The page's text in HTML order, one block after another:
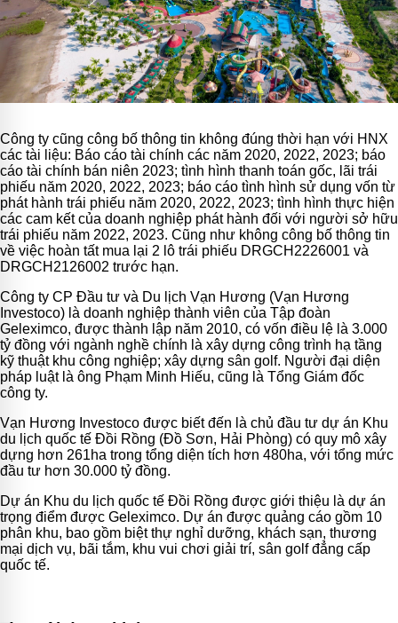
Công ty cũng công bố thông tin không đúng thời hạn với HNX
các tài liệu: Báo cáo tài chính các năm 2020, 2022, 2023; báo
cáo tài chính bán niên 2023; tình hình thanh toán gốc, lãi trái
phiếu năm 2020, 2022, 2023; báo cáo tình hình sử dụng vốn từ
phát hành trái phiếu năm 2020, 2022, 2023; tình hình thực hiện
các cam kết của doanh nghiệp phát hành đối với người sở hữu
trái phiếu năm 2022, 2023. Cũng như không công bố thông tin
về việc hoàn tất mua lại 2 lô trái phiếu DRGCH2226001 và
DRGCH2126002 trước hạn.
Công ty CP Đầu tư và Du lịch Vạn Hương (Vạn Hương
Investoco) là doanh nghiệp thành viên của Tập đoàn
Geleximco, được thành lập năm 2010, có vốn điều lệ là 3.000
tỷ đồng với ngành nghề chính là xây dựng công trình hạ tầng
kỹ thuật khu công nghiệp; xây dựng sân golf. Người đại diện
pháp luật là ông Phạm Minh Hiếu, cũng là Tổng Giám đốc
công ty.
Vạn Hương Investoco được biết đến là chủ đầu tư dự án Khu
du lịch quốc tế Đồi Rồng (Đồ Sơn, Hải Phòng) có quy mô xây
dựng hơn 261ha trong tổng diện tích hơn 480ha, với tổng mức
đầu tư hơn 30.000 tỷ đồng.
Dự án Khu du lịch quốc tế Đồi Rồng được giới thiệu là dự án
trọng điểm được Geleximco. Dự án được quảng cáo gồm 10
phân khu, bao gồm biệt thự nghỉ dưỡng, khách sạn, thương
mại dịch vụ, bãi tắm, khu vui chơi giải trí, sân golf đẳng cấp
quốc tế.